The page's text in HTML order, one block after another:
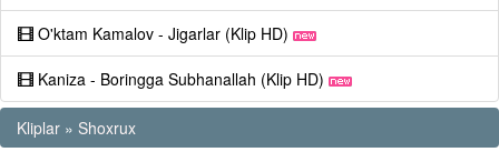
O'ktam Kamalov - Jigarlar (Klip HD)
Kaniza - Boringga Subhanallah (Klip HD)
Kliplar » Shoxrux